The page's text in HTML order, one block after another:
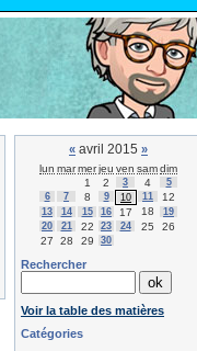
« avril 2015 »
lun marmerjeu ven samdim
1
2 3 4
5
6
7 8 9 10 11 12
13 14 15 16 17 18
19
20
21 22 23 24 25
26
27
28 29 30
Rechercher
Voir la table des matières
Catégories